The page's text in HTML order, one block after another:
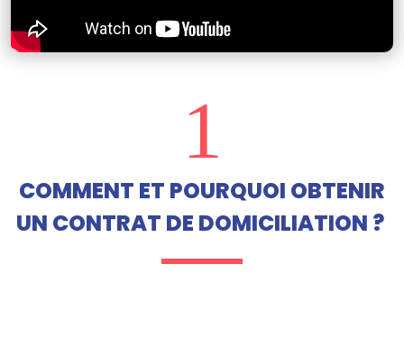
1
COMMENT ET POURQUOI OBTENIR
UN CONTRAT DE DOMICILIATION ?